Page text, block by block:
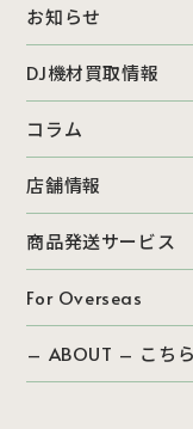
お知らせ
DJ機材買取情報
コラム
店舗情報
商品発送サービス
For Overseas
– ABOUT – こち